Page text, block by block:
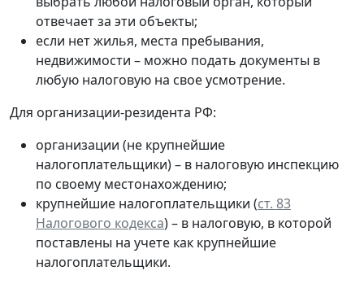
отвечает за эти объекты;
если нет жилья, места пребывания,
недвижимости – можно подать документы в
любую налоговую на свое усмотрение.
Для организации-резидента РФ:
организации (не крупнейшие
налогоплательщики) – в налоговую инспекцию
по своему местонахождению;
крупнейшие налогоплательщики (ст. 83
Налогового кодекса) – в налоговую, в которой
поставлены на учете как крупнейшие
налогоплательщики.